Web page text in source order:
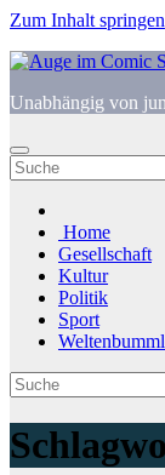
Zum Inhalt springen
Unabhängig von
Home
Gesellschaft
Kultur
Politik
Sport